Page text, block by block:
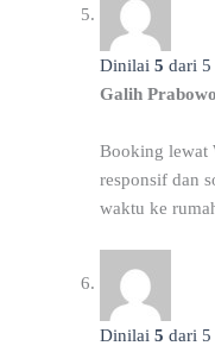
Dinilai 5 dari 5
Galih Prabowo
Booking lewat
responsif dan
waktu ke
Dinilai 5 dari 5